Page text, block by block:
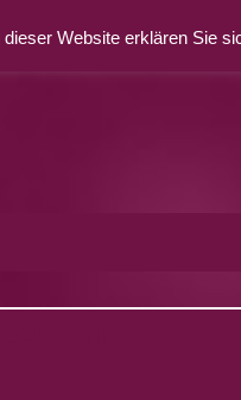
Website erklären Sie